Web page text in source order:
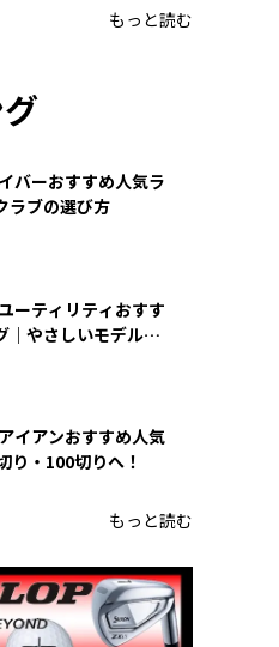
もっと読む
バーおすすめ人気ラ
ラブの選び方
ーティリティおすす
｜やさしいモデルの
イアンおすすめ人気
り・100切りへ！
もっと読む